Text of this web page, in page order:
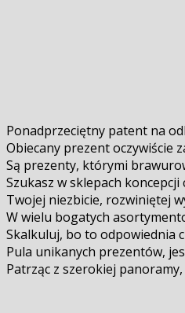
Ponadprzeciętny patent na
Obiecany prezent oczywiście
Są prezenty, którymi
Szukasz w sklepach
Twojej niezbicie, rozwiniętej
W wielu bogatych
Skalkuluj, bo to odpowiednia
Pula unikanych prezentów,
Patrząc z szerokiej